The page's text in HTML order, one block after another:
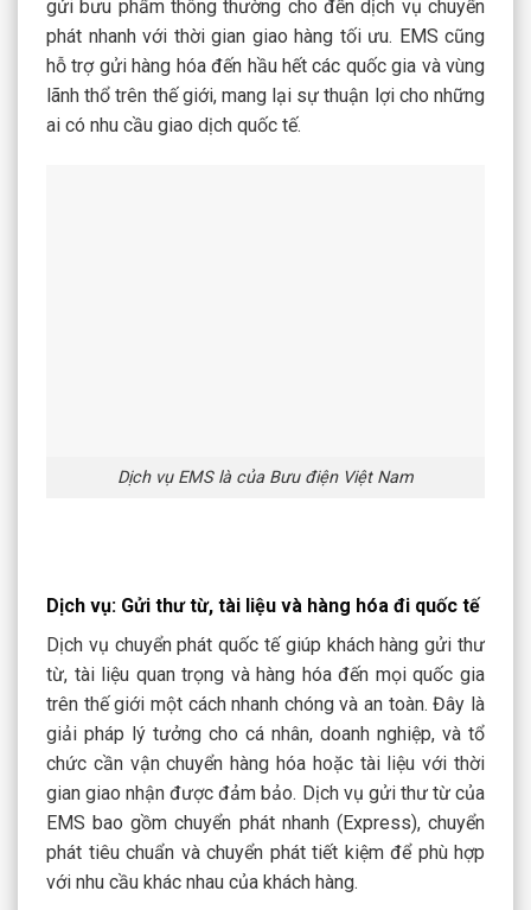
gửi bưu phẩm thông thường cho đến dịch vụ chuyển
phát nhanh với thời gian giao hàng tối ưu. EMS cũng
hỗ trợ gửi hàng hóa đến hầu hết các quốc gia và vùng
lãnh thổ trên thế giới, mang lại sự thuận lợi cho những
ai có nhu cầu giao dịch quốc tế.
Dịch vụ EMS là của Bưu điện Việt Nam
Dịch vụ: Gửi thư từ, tài liệu và hàng hóa đi quốc tế
Dịch vụ chuyển phát quốc tế giúp khách hàng gửi thư
từ, tài liệu quan trọng và hàng hóa đến mọi quốc gia
trên thế giới một cách nhanh chóng và an toàn. Đây là
giải pháp lý tưởng cho cá nhân, doanh nghiệp, và tổ
chức cần vận chuyển hàng hóa hoặc tài liệu với thời
gian giao nhận được đảm bảo. Dịch vụ gửi thư từ của
EMS bao gồm chuyển phát nhanh (Express), chuyển
phát tiêu chuẩn và chuyển phát tiết kiệm để phù hợp
với nhu cầu khác nhau của khách hàng.